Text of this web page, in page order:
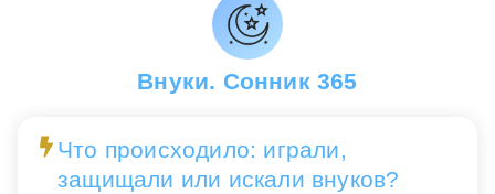
Внуки. Сонник 365
Что происходило: играли,
защищали или искали внуков?